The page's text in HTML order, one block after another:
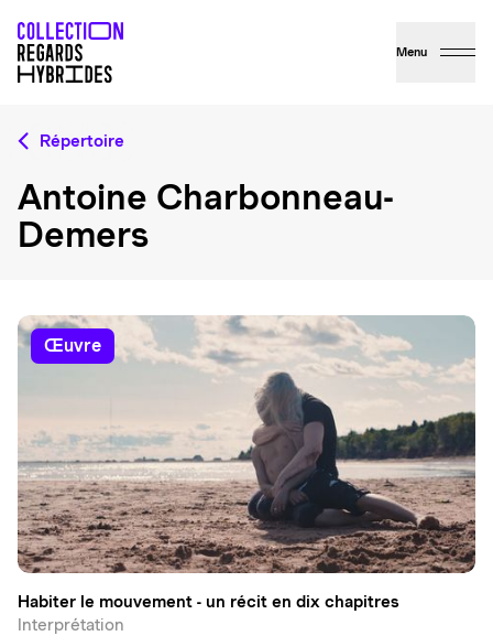
Menu
Répertoire
Antoine Charbonneau-
Demers
œuvre
Habiter le mouvement - un récit en dix chapitres
Interprétation